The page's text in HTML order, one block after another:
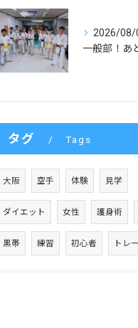
2026/08/
タグ Tags
大阪 空手 体験 見学
ダイエット 女性 護身術
黒帯 練習 初心者 トレ